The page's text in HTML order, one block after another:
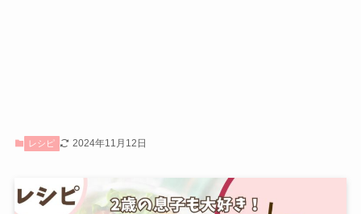
レシピ 2024年11月12日